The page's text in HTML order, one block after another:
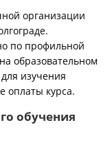
организации
по профильной
образовательном
изучения
оплаты курса.
обучения